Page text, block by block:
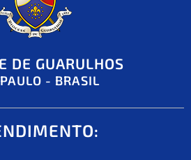
DE GUARULHOS
- BRASIL